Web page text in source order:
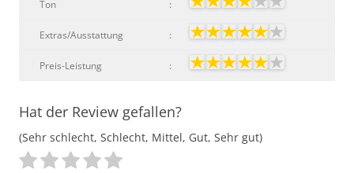
Ton :
Extras/Ausstattung :
Preis-Leistung :
Hat der Review gefallen?
(Sehr schlecht, Schlecht, Mittel, Gut, Sehr gut)